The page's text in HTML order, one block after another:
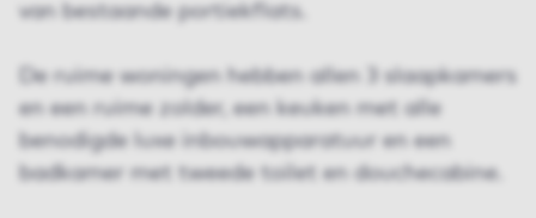
van bestaande portiekflats.
De ruime woningen hebben allen 3 slaapkamers
en een ruime zolder, een keuken met alle
benodigde luxe inbouwapparatuur en een
badkamer met tweede toilet en douchecabine.